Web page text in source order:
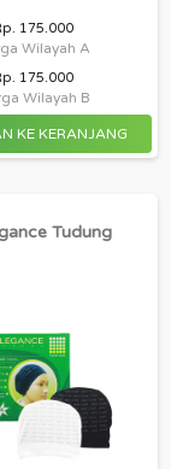
175.000
Wilayah A
175.000
Wilayah B
Tudung